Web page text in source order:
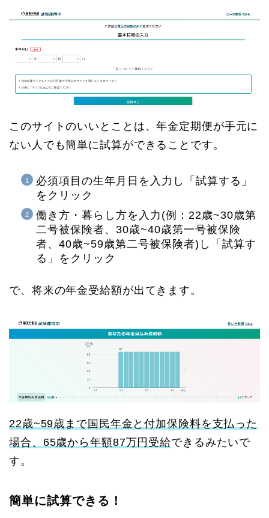
このサイトのいいとことは、年金定期便が手元に
ない人でも簡単に試算ができることです。
必須項目の生年月日を入力し「試算する」
をクリック
働き方・暮らし方を入力(例：22歳~30歳第
二号被保険者、30歳~40歳第一号被保険
者、40歳~59歳第二号被保険者)し「試算す
る」をクリック
で、将来の年金受給額が出てきます。
22歳~59歳まで国民年金と付加保険料を支払った
場合、65歳から年額87万円受給できるみたいで
す。
簡単に試算できる！